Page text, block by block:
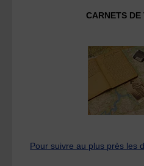
CARNETS DE
Pour suivre au plus près les